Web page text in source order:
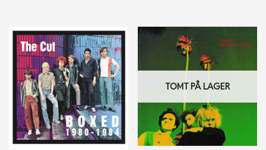
TOMT PÅ LAGER